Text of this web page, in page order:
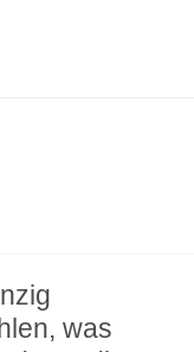
auf einen
plane
Raum
und
was